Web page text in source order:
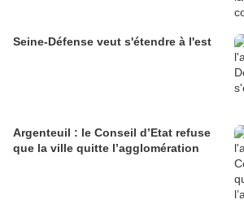
Seine-Défense veut s'étendre à l'est
Argenteuil : le Conseil d’Etat refuse
que la ville quitte l’agglomération